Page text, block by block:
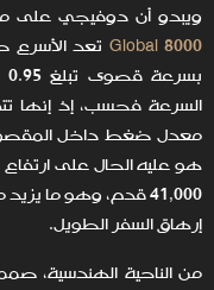
ويبدو أن دوفيجي على
Global 8000 تعد
السرعة فحسب، إذ إنها
معدل ضغط داخل
41,000 قدم، وهو ما
إرهاق السفر الطويل.
من الناحية الهندسية،